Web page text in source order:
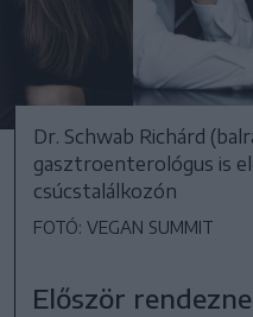
Dr. Schwab Richárd
gasztroenterológus is
csúcstalálkozón
FOTÓ: VEGAN SUMMIT
Először